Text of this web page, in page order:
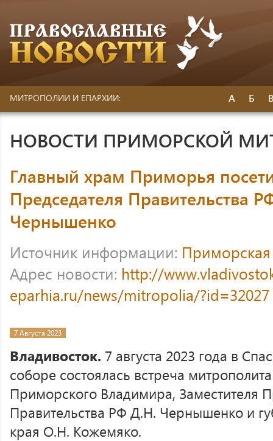
МИТРОПОЛИИ И ЕПАРХИИ: А Б
НОВОСТИ ПРИМОРСКОЙ
Главный храм Приморья
Председателя Правительства
Чернышенко
Источник информации:
Адрес новости: http://
eparhia.ru/news/mitropolia/?id=32027
7 Августа 2023
Владивосток. 7 августа 2023 года в
соборе состоялась встреча
Приморского Владимира, Заместителя
Правительства РФ Д.Н. Чернышенко и
края О.Н. Кожемяко.